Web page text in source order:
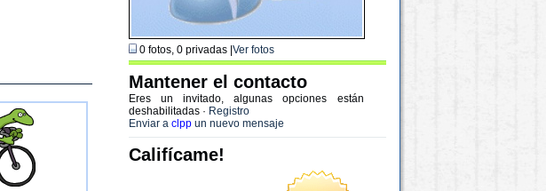
0 fotos, 0 privadas | Ver fotos
Mantener el contacto
Eres un invitado, algunas opciones están
deshabilitadas · Registro
Enviar a clppun nuevo mensaje
Califícame!